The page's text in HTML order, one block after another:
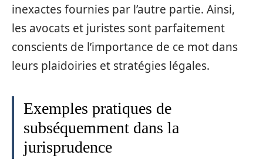
inexactes fournies par l’autre partie. Ainsi,
les avocats et juristes sont parfaitement
conscients de l’importance de ce mot dans
leurs plaidoiries et stratégies légales.
Exemples pratiques de
subséquemment dans la
jurisprudence